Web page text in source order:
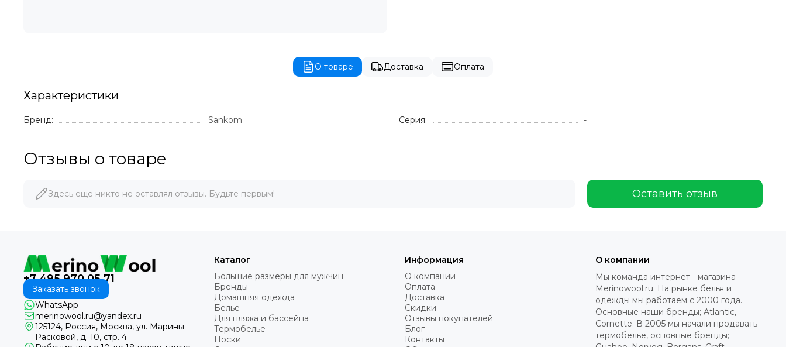
О товаре Доставка Оплата
Характеристики
Бренд: Sankom Серия: -
Отзывы о товаре
Здесь еще никто не оставлял отзывы. Будьте первым! Оставить отзыв
+7 495 970 05 71
Заказать звонок
WhatsApp
merinowool.ru@yandex.ru
125124, Россия, Москва, ул. Марины
Расковой, д. 10, стр. 4
Каталог
Большие размеры для мужчин
Бренды
Домашняя одежда
Белье
Для пляжа и бассейна
Термобелье
Носки
Информация
О компании
Оплата
Доставка
Скидки
Отзывы покупателей
Блог
Контакты
О компании
Мы команда интернет - магазина
Merinowool.ru. На рынке белья и
одежды мы работаем с 2000 года.
Основные наши бренды; Atlantic,
Cornette. В 2005 мы начали продавать
термобелье, основные бренды;